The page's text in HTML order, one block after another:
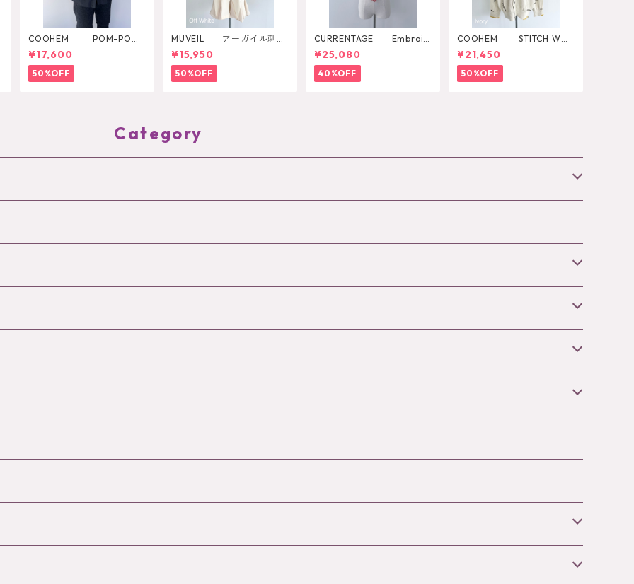
COOHEM POM-POM
MELANGE KNIT VEST
¥17,600
50%OFF
MUVEIL アーガイル刺繍
カットソー
¥15,950
50%OFF
CURRENTAGE Embroid
ery Layared Blouse
¥25,080
40%OFF
COOHEM STITCH WO
RK KNIT CARDIGAN
¥21,450
50%OFF
Category